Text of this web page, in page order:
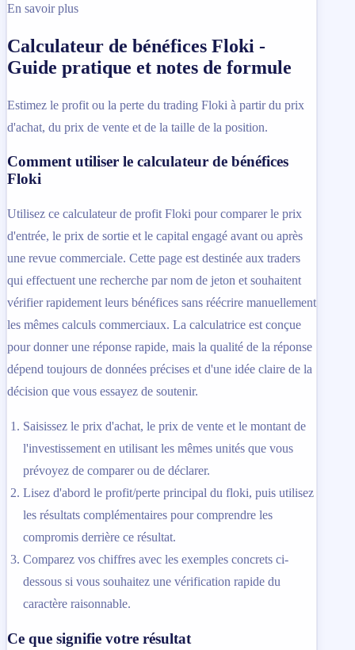
En savoir plus
Calculateur de bénéfices Floki -
Guide pratique et notes de formule
Estimez le profit ou la perte du trading Floki à partir du prix
d'achat, du prix de vente et de la taille de la position.
Comment utiliser le calculateur de bénéfices
Floki
Utilisez ce calculateur de profit Floki pour comparer le prix
d'entrée, le prix de sortie et le capital engagé avant ou après
une revue commerciale. Cette page est destinée aux traders
qui effectuent une recherche par nom de jeton et souhaitent
vérifier rapidement leurs bénéfices sans réécrire manuellement
les mêmes calculs commerciaux. La calculatrice est conçue
pour donner une réponse rapide, mais la qualité de la réponse
dépend toujours de données précises et d'une idée claire de la
décision que vous essayez de soutenir.
Saisissez le prix d'achat, le prix de vente et le montant de
l'investissement en utilisant les mêmes unités que vous
prévoyez de comparer ou de déclarer.
Lisez d'abord le profit/perte principal du floki, puis utilisez
les résultats complémentaires pour comprendre les
compromis derrière ce résultat.
Comparez vos chiffres avec les exemples concrets ci-
dessous si vous souhaitez une vérification rapide du
caractère raisonnable.
Ce que signifie votre résultat